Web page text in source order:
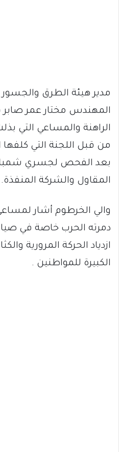
مدير هيئة الطرق
المهندس مختار عمر صابر
الراهنة والمساعي التي
من قبل اللجنة التي كلفها
بعد الفحص لجسري شمبات
المقاول والشركة المنفذة.
والي الخرطوم أشار لمساعي
دمرته الحرب خاصة في
ازدياد الحركة المرورية
الكبيرة للمواطنين .